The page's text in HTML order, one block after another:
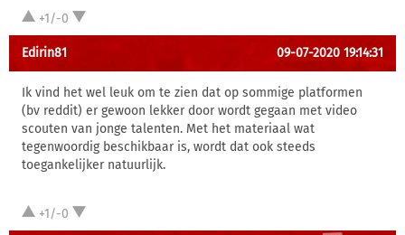
+1/-0
Edirin81 09-07-2020 19:14:31
Ik vind het wel leuk om te zien dat op sommige platformen
(bv reddit) er gewoon lekker door wordt gegaan met video
scouten van jonge talenten. Met het materiaal wat
tegenwoordig beschikbaar is, wordt dat ook steeds
toegankelijker natuurlijk.
+1/-0